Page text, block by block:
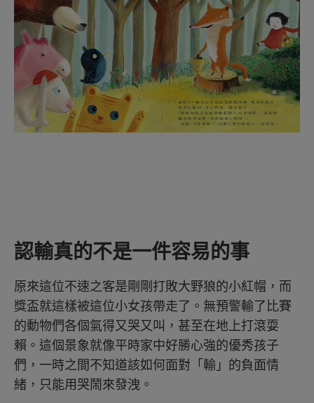
認輸真的不是一件容易的事
原來這位不速之客是剛剛打敗大野狼的小紅帽，而
獎盃就這樣被這位小女孩帶走了。無預警輸了比賽
的動物們各個氣得又哭又叫，甚至在地上打滾耍
賴。這個景象就像平時家中好勝心強的優秀孩子
們，一時之間不知道該如何面對「輸」的負面情
緒，只能用哭鬧來發洩。